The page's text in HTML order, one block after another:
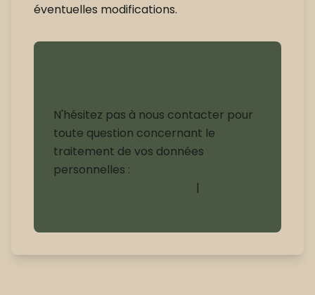
éventuelles modifications.
N'hésitez pas à nous contacter pour
toute question concernant le
traitement de vos données
personnelles :
|